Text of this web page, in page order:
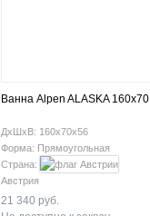
Ванна Alpen ALASKA 160x70
ДхШхВ: 160х70х56
Форма: Прямоугольная
Страна:
Австрия
21 340 руб.